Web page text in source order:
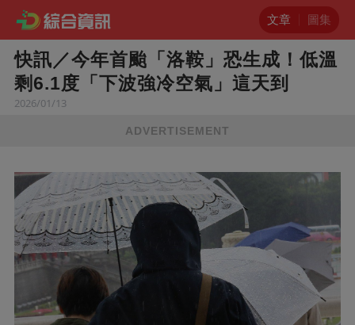
文章 圖集
快訊／今年首颱「洛鞍」恐生成！低溫
剩6.1度「下波強冷空氣」這天到
2026/01/13
ADVERTISEMENT